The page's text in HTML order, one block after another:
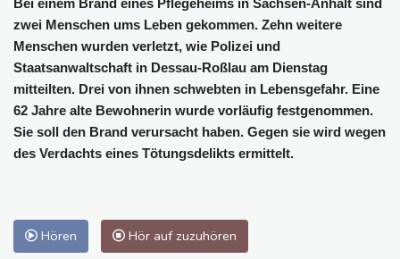
zwei Menschen ums Leben gekommen. Zehn weitere
Menschen wurden verletzt, wie Polizei und
Staatsanwaltschaft in Dessau-Roßlau am Dienstag
mitteilten. Drei von ihnen schwebten in Lebensgefahr. Eine
62 Jahre alte Bewohnerin wurde vorläufig festgenommen.
Sie soll den Brand verursacht haben. Gegen sie wird wegen
des Verdachts eines Tötungsdelikts ermittelt.
Hören Hör auf zuzuhören